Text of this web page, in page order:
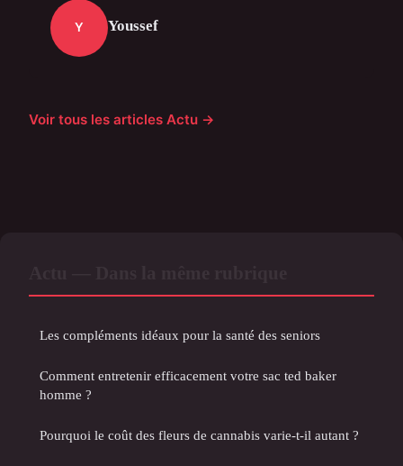
Y Youssef
Voir tous les articles Actu →
Les compléments idéaux pour la santé des seniors
Comment entretenir efficacement votre sac ted baker
homme ?
Pourquoi le coût des fleurs de cannabis varie-t-il autant ?